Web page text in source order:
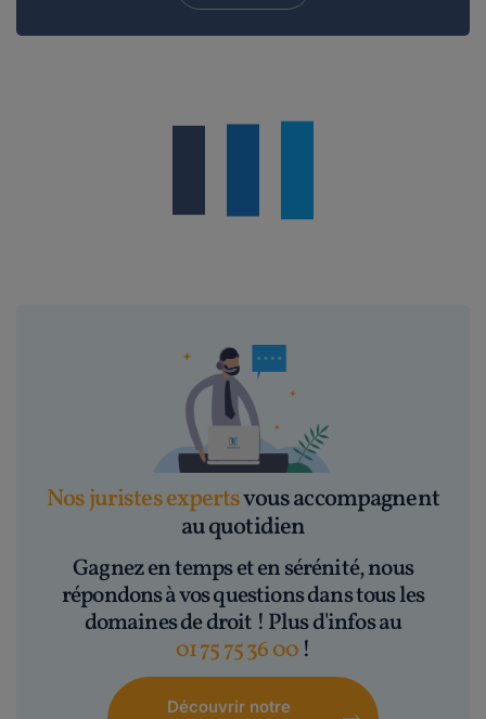
Nos juristes expertsvous accompagnent
au quotidien
Gagnez en temps et en sérénité, nous
répondons à vos questions dans tous les
domaines de droit ! Plus d'infos au
01 75 75 36 00 !
Découvrir notre